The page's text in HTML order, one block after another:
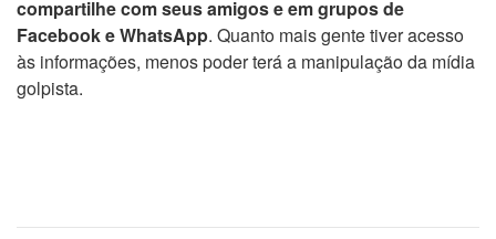
compartilhe com seus amigos e em grupos de
Facebook e WhatsApp. Quanto mais gente tiver acesso
às informações, menos poder terá a manipulação da mídia
golpista.